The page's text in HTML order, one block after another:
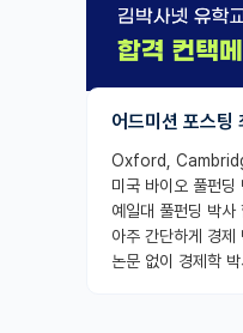
어드미션 포스팅
Oxford,
미국 바이오 풀펀딩
예일대 풀펀딩 박사
아주 간단하게 경제
논문 없이 경제학